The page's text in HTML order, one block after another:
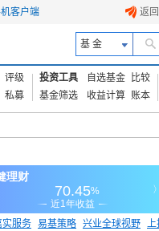
客户端 返
基 金
评级
私募
投资工具 自选基金
比较
基金筛选
收益计算 账本
实服务 易基策略 兴业全球视野 上